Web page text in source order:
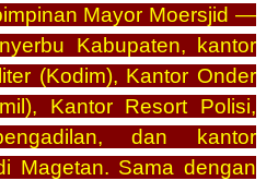
Mayor Moersjid —
Kabupaten, kantor
(Kodim), Kantor Onder
Kantor Resort Polisi,
dan kantor
Magetan. Sama dengan